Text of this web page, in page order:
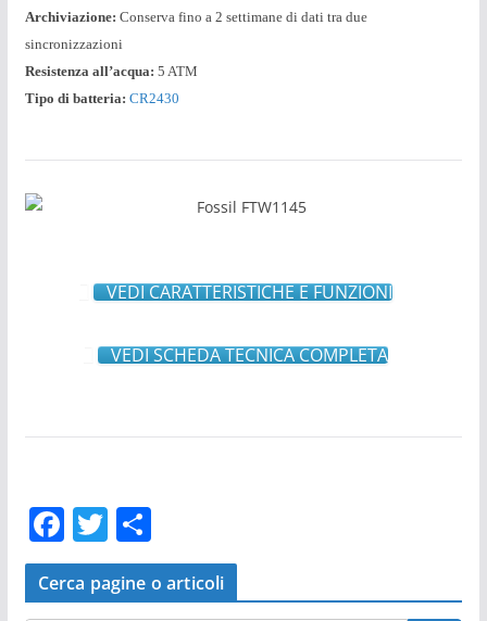
Archiviazione: Conserva fino a 2 settimane di dati tra due
sincronizzazioni
Resistenza all’acqua: 5 ATM
Tipo di batteria: CR2430
VEDI CARATTERISTICHE E FUNZIONI
VEDI SCHEDA TECNICA COMPLETA
F
a
c
T
w
itt
C
o
n
Cerca pagine o articoli